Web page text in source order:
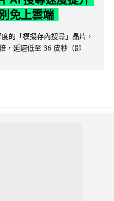
免上雲端
的「模擬存內搜尋」晶片，
，延遲低至 36 皮秒（即